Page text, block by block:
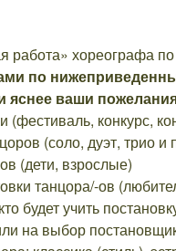
работа» хореографа
по
яснее ваши
(фестиваль, конкурс,
(соло, дуэт, трио и
(дети, взрослые)
танцора/-ов
будет учить
на выбор